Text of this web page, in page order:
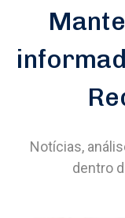
Notícias,
dentro